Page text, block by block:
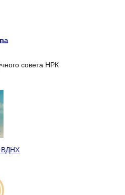
совета НРК
ВДНХ